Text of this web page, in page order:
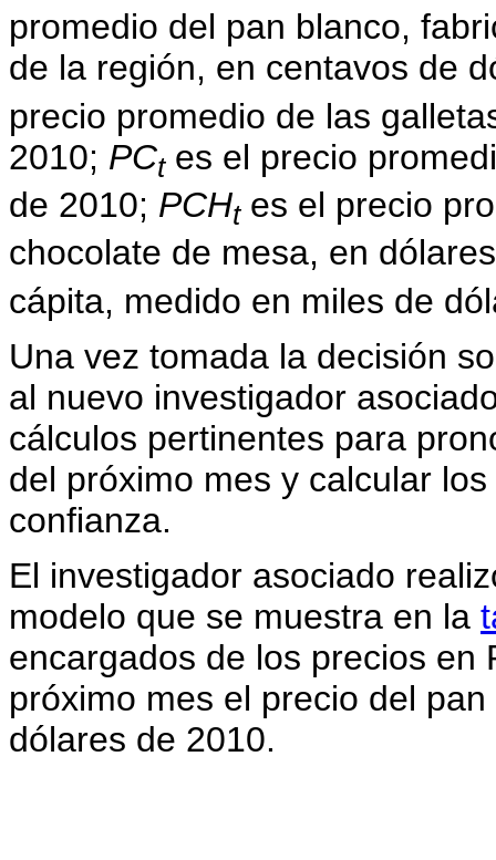
promedio del pan blanco,
de la región, en centavos de
precio promedio de las
2010; PCtes el precio
de 2010; PCHtes el precio
chocolate de mesa, en
cápita, medido en miles de
Una vez tomada la decisión
al nuevo investigador
cálculos pertinentes para
del próximo mes y calcular
confianza.
El investigador asociado
modelo que se muestra en la
encargados de los precios en
próximo mes el precio del
dólares de 2010.